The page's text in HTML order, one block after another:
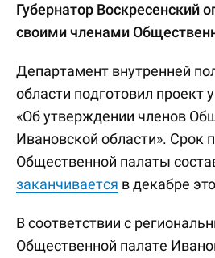
Губернатор Воскресенский
своими членами
Департамент внутренней
области подготовил проект
«Об утверждении членов
Ивановской области». Срок
Общественной палаты
заканчивается в декабре
В соответствии с
Общественной палате